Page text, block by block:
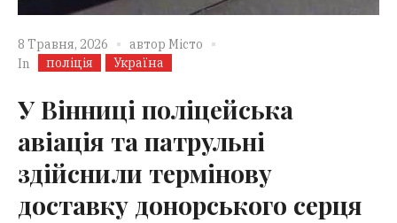
8 Травня, 2026 автор Місто
In
поліція Україна
У Вінниці поліцейська
авіація та патрульні
здійснили термінову
доставку донорського серця